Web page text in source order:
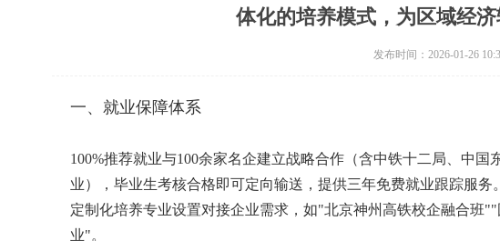
体化的培养模式，为区域经
发布时间：2026-01-26
一、就业保障体系
100%推荐就业与100余家名企建立战略合作（含中铁十二局、中
业），毕业生考核合格即可定向输送，提供三年免费就业跟踪服务。
定制化培养专业设置对接企业需求，如"北京神州高铁校企融合班
业"。